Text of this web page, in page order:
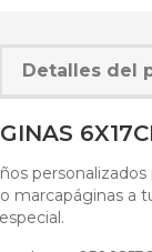
Detalles del
marcapáginas a